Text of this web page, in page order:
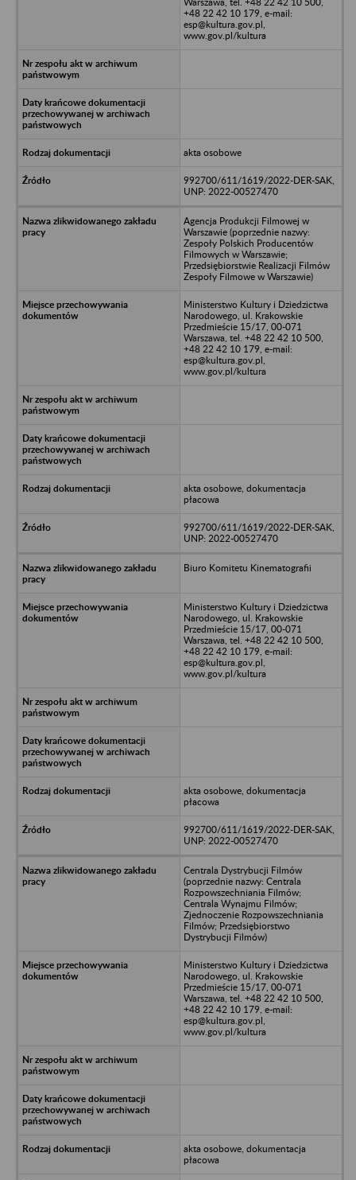
+48 22 42 10 179, e-mail:
esp@kultura.gov.pl,
www.gov.pl/kultura
akta osobowe
992700/611/1619/2022-DER-SAK,
UNP: 2022-00527470
Agencja Produkcji Filmowej w
Warszawie (poprzednie nazwy:
Zespoły Polskich Producentów
Filmowych w Warszawie;
Przedsiębiorstwie Realizacji Filmów
Zespoły Filmowe w Warszawie)
Ministerstwo Kultury i Dziedzictwa
Narodowego, ul. Krakowskie
Przedmieście 15/17, 00-071
Warszawa, tel. +48 22 42 10 500,
+48 22 42 10 179, e-mail:
esp@kultura.gov.pl,
www.gov.pl/kultura
akta osobowe, dokumentacja
płacowa
992700/611/1619/2022-DER-SAK,
UNP: 2022-00527470
Biuro Komitetu Kinematografii
Ministerstwo Kultury i Dziedzictwa
Narodowego, ul. Krakowskie
Przedmieście 15/17, 00-071
Warszawa, tel. +48 22 42 10 500,
+48 22 42 10 179, e-mail:
esp@kultura.gov.pl,
www.gov.pl/kultura
akta osobowe, dokumentacja
płacowa
992700/611/1619/2022-DER-SAK,
UNP: 2022-00527470
Centrala Dystrybucji Filmów
(poprzednie nazwy: Centrala
Rozpowszechniania Filmów;
Centrala Wynajmu Filmów;
Zjednoczenie Rozpowszechniania
Filmów; Przedsiębiorstwo
Dystrybucji Filmów)
Ministerstwo Kultury i Dziedzictwa
Narodowego, ul. Krakowskie
Przedmieście 15/17, 00-071
Warszawa, tel. +48 22 42 10 500,
+48 22 42 10 179, e-mail:
esp@kultura.gov.pl,
www.gov.pl/kultura
akta osobowe, dokumentacja
płacowa